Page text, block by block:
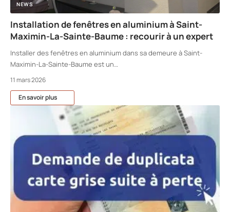
NEWS
Installation de fenêtres en aluminium à Saint-
Maximin-La-Sainte-Baume : recourir à un expert
Installer des fenêtres en aluminium dans sa demeure à Saint-
Maximin-La-Sainte-Baume est un…
11 mars 2026
En savoir plus